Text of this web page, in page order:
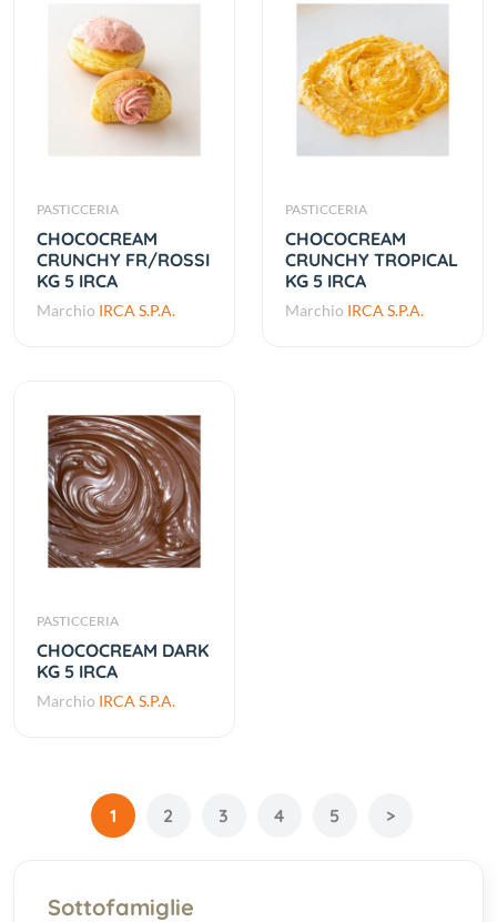
PASTICCERIA
CHOCOCREAM
CRUNCHY FR/ROSSI
KG 5 IRCA
Marchio IRCA S.P.A.
PASTICCERIA
CHOCOCREAM
CRUNCHY TROPICAL
KG 5 IRCA
Marchio IRCA S.P.A.
PASTICCERIA
CHOCOCREAM DARK
KG 5 IRCA
Marchio IRCA S.P.A.
1 2 3 4 5 >
Sottofamiglie